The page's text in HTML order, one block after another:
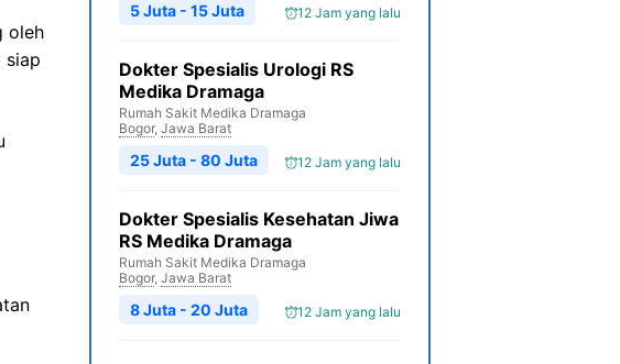
oleh
siap
12 Jam yang lalu
5 Juta - 15 Juta
Dokter Spesialis Urologi RS
Medika Dramaga
Rumah Sakit Medika Dramaga
Bogor, Jawa Barat
12 Jam yang lalu
25 Juta - 80 Juta
Dokter Spesialis Kesehatan Jiwa
RS Medika Dramaga
Rumah Sakit Medika Dramaga
Bogor, Jawa Barat
12 Jam yang lalu
8 Juta - 20 Juta